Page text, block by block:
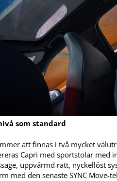
som standard
att finnas i två mycket
Capri med sportstolar med
uppvärmd ratt, nyckellöst
med den senaste SYNC Move-